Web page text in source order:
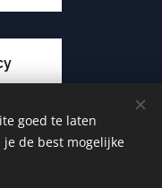
goed te laten
de best mogelijke